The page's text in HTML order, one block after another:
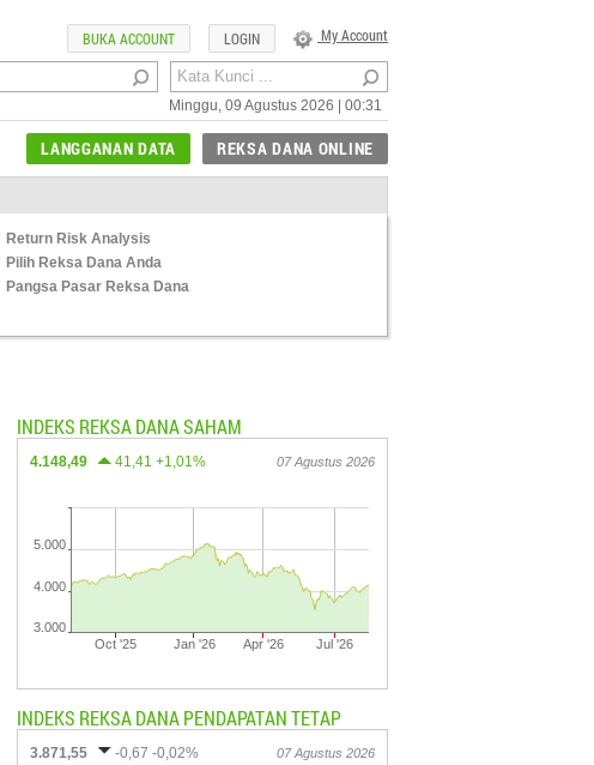
Minggu, 09 Agustus 2026 | 00:31
My Account
LOGIN
BUKA ACCOUNT
REKSA DANA ONLINE
LANGGANAN DATA
Return Risk Analysis
Pilih Reksa Dana Anda
Pangsa Pasar Reksa Dana
INDEKS REKSA DANA SAHAM
4.148,49 41,41 +1,01% 07 Agustus 2026
Oct '25 Jan '26 Apr '26 Jul '26
3.000
4.000
5.000
INDEKS REKSA DANA PENDAPATAN TETAP
3.871,55 -0,67 -0,02% 07 Agustus 2026